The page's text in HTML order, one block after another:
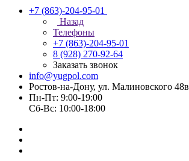
+7 (863)-204-95-01
Назад
Телефоны
+7 (863)-204-95-01
8 (928) 270-92-64
Заказать звонок
info@yugpol.com
Ростов-на-Дону, ул. Малиновского 48в
Пн-Пт: 9:00-19:00
Cб-Вс: 10:00-18:00